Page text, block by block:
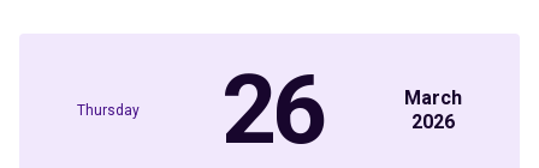
Thursday 26
March
2026